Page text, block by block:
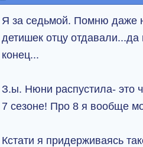
Я за седьмой. Помню даже
детишек отцу
конец...
З.ы. Нюни распустила- это
7 сезоне! Про 8 я вообще
Кстати я придерживаясь